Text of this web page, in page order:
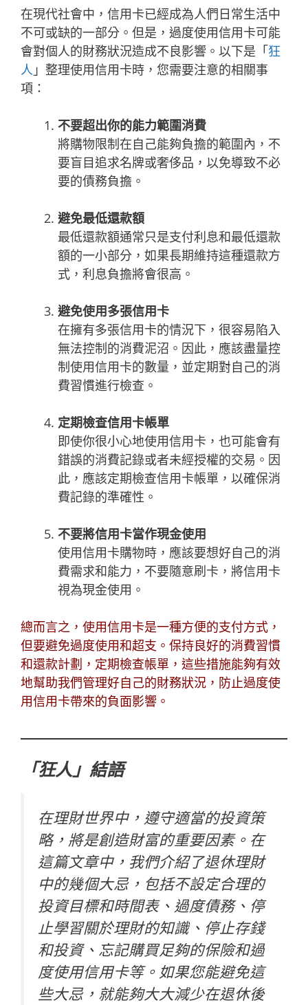
在現代社會中，信用卡已經成為人們日常生活中
不可或缺的一部分。但是，過度使用信用卡可能
會對個人的財務狀況造成不良影響。以下是「狂
人 」整理使用信用卡時，您需要注意的相關事
項：
不要超出你的能力範圍消費
將購物限制在自己能夠負擔的範圍內，不
要盲目追求名牌或奢侈品，以免導致不必
要的債務負擔。
避免最低還款額
最低還款額通常只是支付利息和最低還款
額的一小部分，如果長期維持這種還款方
式，利息負擔將會很高。
避免使用多張信用卡
在擁有多張信用卡的情況下，很容易陷入
無法控制的消費泥沼。因此，應該盡量控
制使用信用卡的數量，並定期對自己的消
費習慣進行檢查。
定期檢查信用卡帳單
即使你很小心地使用信用卡，也可能會有
錯誤的消費記錄或者未經授權的交易。因
此，應該定期檢查信用卡帳單，以確保消
費記錄的準確性。
不要將信用卡當作現金使用
使用信用卡購物時，應該要想好自己的消
費需求和能力，不要隨意刷卡，將信用卡
視為現金使用。
總而言之，使用信用卡是一種方便的支付方式，
但要避免過度使用和超支。保持良好的消費習慣
和還款計劃，定期檢查帳單，這些措施能夠有效
地幫助我們管理好自己的財務狀況，防止過度使
用信用卡帶來的負面影響。
「狂人」結語
在理財世界中，遵守適當的投資策
略，將是創造財富的重要因素。在
這篇文章中，我們介紹了退休理財
中的幾個大忌，包括不設定合理的
投資目標和時間表、過度債務、停
止學習關於理財的知識、停止存錢
和投資、忘記購買足夠的保險和過
度使用信用卡等。如果您能避免這
些大忌，就能夠大大減少在退休後